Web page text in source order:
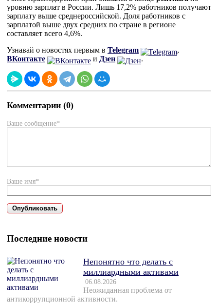
уровню зарплат в России. Лишь 17,2% работников получают
зарплату выше среднероссийской. Доля работников с
зарплатой выше двух средних по стране в регионе
составляет всего 4,6%.
Узнавай о новостях первым в Telegram
,
ВКонтакте
и Дзен .
Комментарии (0)
Ваше сообщение*
Ваше имя*
Последние новости
Непонятно что делать с
миллиардными активами
06.08.2026
Неожиданная проблема от
антикоррупционной активности.